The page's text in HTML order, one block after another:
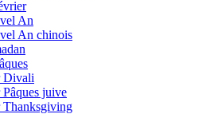
An
An chinois
Divali
juive
Thanksgiving